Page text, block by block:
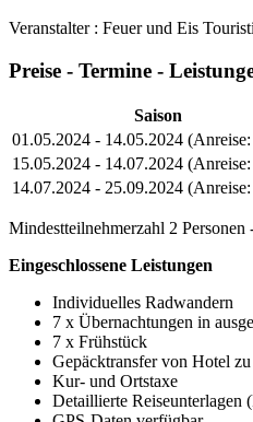
Veranstalter : Feuer und Eis
Preise - Termine -
Saison
01.05.2024 - 14.05.2024
15.05.2024 - 14.07.2024
14.07.2024 - 25.09.2024
Mindestteilnehmerzahl 2
Eingeschlossene Leistungen
Individuelles Radwandern
7 x Übernachtungen in
7 x Frühstück
Gepäcktransfer von Hotel
Kur- und Ortstaxe
Detaillierte Reiseunterlagen